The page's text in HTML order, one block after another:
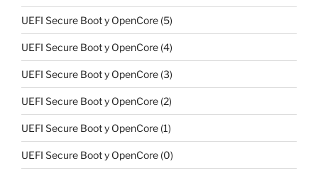
UEFI Secure Boot y OpenCore (5)
UEFI Secure Boot y OpenCore (4)
UEFI Secure Boot y OpenCore (3)
UEFI Secure Boot y OpenCore (2)
UEFI Secure Boot y OpenCore (1)
UEFI Secure Boot y OpenCore (0)